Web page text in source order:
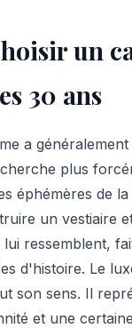
un
30 ans
a
plus
éphémères de
un vestiaire
ressemblent,
d'histoire. Le
son sens. Il
et une